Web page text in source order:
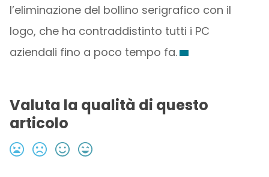
l’eliminazione del bollino serigrafico con il
logo, che ha contraddistinto tutti i PC
aziendali fino a poco tempo fa.
Valuta la qualità di questo
articolo